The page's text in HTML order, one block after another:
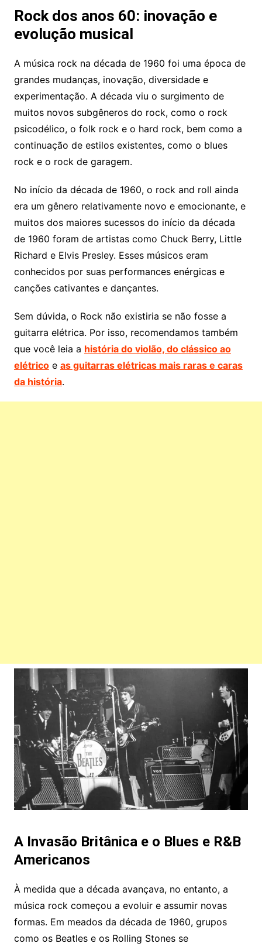
Rock dos anos 60: inovação e
evolução musical
A música rock na década de 1960 foi uma época de
grandes mudanças, inovação, diversidade e
experimentação. A década viu o surgimento de
muitos novos subgêneros do rock, como o rock
psicodélico, o folk rock e o hard rock, bem como a
continuação de estilos existentes, como o blues
rock e o rock de garagem.
No início da década de 1960, o rock and roll ainda
era um gênero relativamente novo e emocionante, e
muitos dos maiores sucessos do início da década
de 1960 foram de artistas como Chuck Berry, Little
Richard e Elvis Presley. Esses músicos eram
conhecidos por suas performances enérgicas e
canções cativantes e dançantes.
Sem dúvida, o Rock não existiria se não fosse a
guitarra elétrica. Por isso, recomendamos também
que você leia a história do violão, do clássico ao
elétricoe as guitarras elétricas mais raras e caras
da história.
A Invasão Britânica e o Blues e R&B
Americanos
À medida que a década avançava, no entanto, a
música rock começou a evoluir e assumir novas
formas. Em meados da década de 1960, grupos
como os Beatles e os Rolling Stones se